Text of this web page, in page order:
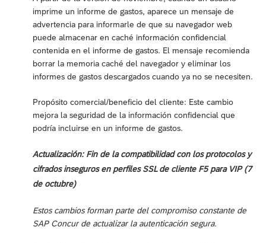
imprime un informe de gastos, aparece un mensaje de
advertencia para informarle de que su navegador web
puede almacenar en caché información confidencial
contenida en el informe de gastos. El mensaje recomienda
borrar la memoria caché del navegador y eliminar los
informes de gastos descargados cuando ya no se necesiten.
Propósito comercial/beneficio del cliente: Este cambio
mejora la seguridad de la información confidencial que
podría incluirse en un informe de gastos.
Actualización: Fin de la compatibilidad con los protocolos y
cifrados inseguros en perfiles SSL de cliente F5 para VIP (7
de octubre)
Estos cambios forman parte del compromiso constante de
SAP Concur de actualizar la autenticación segura.